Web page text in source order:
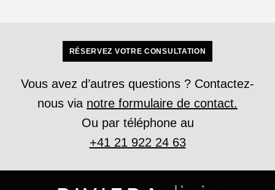
RÉSERVEZ VOTRE CONSULTATION
Vous avez d’autres questions ? Contactez-
nous via notre formulaire de contact.
Ou par téléphone au
+41 21 922 24 63